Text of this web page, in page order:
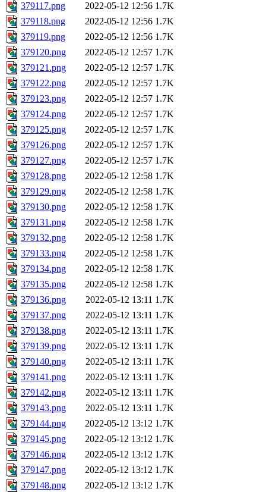
379117.png
2022-05-12 12:56 1.7K
379118.png
2022-05-12 12:56 1.7K
379119.png
2022-05-12 12:56 1.7K
379120.png
2022-05-12 12:57 1.7K
379121.png
2022-05-12 12:57 1.7K
379122.png
2022-05-12 12:57 1.7K
379123.png
2022-05-12 12:57 1.7K
379124.png
2022-05-12 12:57 1.7K
379125.png
2022-05-12 12:57 1.7K
379126.png
2022-05-12 12:57 1.7K
379127.png
2022-05-12 12:57 1.7K
379128.png
2022-05-12 12:58 1.7K
379129.png
2022-05-12 12:58 1.7K
379130.png
2022-05-12 12:58 1.7K
379131.png
2022-05-12 12:58 1.7K
379132.png
2022-05-12 12:58 1.7K
379133.png
2022-05-12 12:58 1.7K
379134.png
2022-05-12 12:58 1.7K
379135.png
2022-05-12 12:58 1.7K
379136.png
2022-05-12 13:11 1.7K
379137.png
2022-05-12 13:11 1.7K
379138.png
2022-05-12 13:11 1.7K
379139.png
2022-05-12 13:11 1.7K
379140.png
2022-05-12 13:11 1.7K
379141.png
2022-05-12 13:11 1.7K
379142.png
2022-05-12 13:11 1.7K
379143.png
2022-05-12 13:11 1.7K
379144.png
2022-05-12 13:12 1.7K
379145.png
2022-05-12 13:12 1.7K
379146.png
2022-05-12 13:12 1.7K
379147.png
2022-05-12 13:12 1.7K
379148.png
2022-05-12 13:12 1.7K